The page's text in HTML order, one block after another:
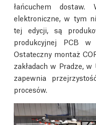
łańcuchem dostaw.
elektroniczne, w tym
tej edycji, są
produkcyjnej PCB
Ostateczny montaż
zakładach w Pradze,
zapewnia
procesów.